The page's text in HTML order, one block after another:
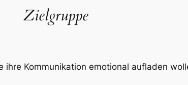
Zielgruppe
Kommunikation emotional aufladen